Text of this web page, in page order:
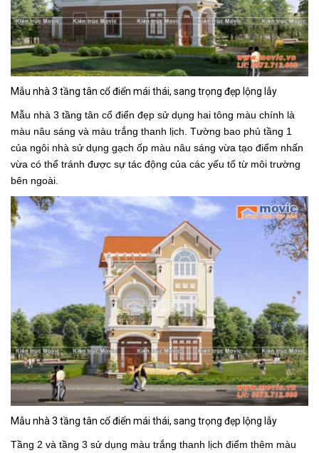
Mẫu nhà 3 tầng tân cổ điển mái thái, sang trọng đẹp lộng lẫy
Mẫu nhà 3 tầng tân cổ điển đẹp sử dụng hai tông màu chính là
màu nâu sáng và màu trắng thanh lịch. Tường bao phủ tầng 1
của ngôi nhà sử dụng gạch ốp màu nâu sáng vừa tạo điểm nhấn
vừa có thể tránh được sự tác động của các yếu tố từ môi trường
bên ngoài.
Mẫu nhà 3 tầng tân cổ điển mái thái, sang trọng đẹp lộng lẫy
Tầng 2 và tầng 3 sử dụng màu trắng thanh lịch điểm thêm màu